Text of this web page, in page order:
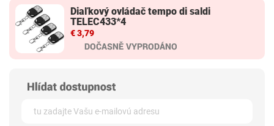
Diaľkový ovládač tempo di saldi
TELEC433*4
€ 3,79